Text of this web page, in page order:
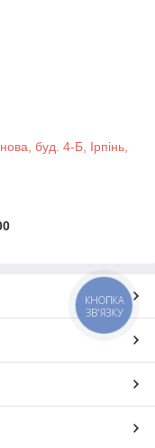
буд. 4-Б, Ірпінь,
КНОПКА
ЗВ'ЯЗКУ